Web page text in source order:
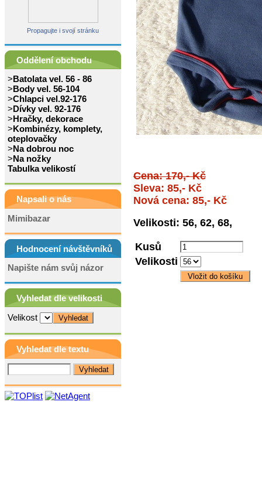
Propagujte i svojí stránku
Oddělení obchodu
>Batolata vel. 56 - 86
>Body vel. 56-104
>Chlapci vel.92-176
>Dívky vel. 92-176
>Hračky, dekorace
>Kombinézy, komplety,
oteplovačky
>Na dobrou noc
>Na nožky
Tabulka velikostí
Napsali o nás
Mimibazar
Hodnocení návštěvníků
Napište nám svůj názor
Vyhledat dle velikosti
Velikost
Vyhledat dle textu
Cena: 170,- Kč
Sleva: 85,- Kč
Nová cena: 85,- Kč
Velikosti: 56, 62, 68,
Kusů
Velikosti